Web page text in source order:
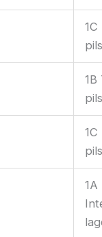
1C
1B
1C
1A